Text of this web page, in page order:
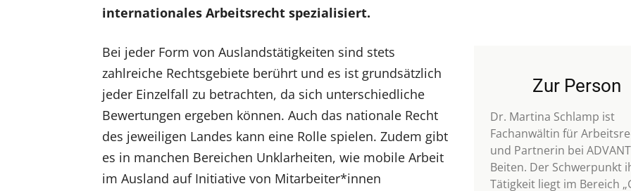
internationales Arbeitsrecht spezialisiert.
Zur Person
Dr. Martina Schlamp ist
Fachanwältin für
und Partnerin bei ADVANT
Beiten. Der Schwerpunkt
Tätigkeit liegt im Bereich
Bei jeder Form von Auslandstätigkeiten sind stets
zahlreiche Rechtsgebiete berührt und es ist grundsätzlich
jeder Einzelfall zu betrachten, da sich unterschiedliche
Bewertungen ergeben können. Auch das nationale Recht
des jeweiligen Landes kann eine Rolle spielen. Zudem gibt
es in manchen Bereichen Unklarheiten, wie mobile Arbeit
im Ausland auf Initiative von Mitarbeiter*innen